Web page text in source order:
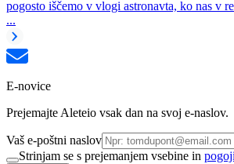
pogosto iščemo v vlogi astronavta, ko nas v
...
E-novice
Prejemajte Aleteio vsak dan na svoj e-naslov.
Vaš e-poštni naslov
Strinjam se s prejemanjem vsebine in